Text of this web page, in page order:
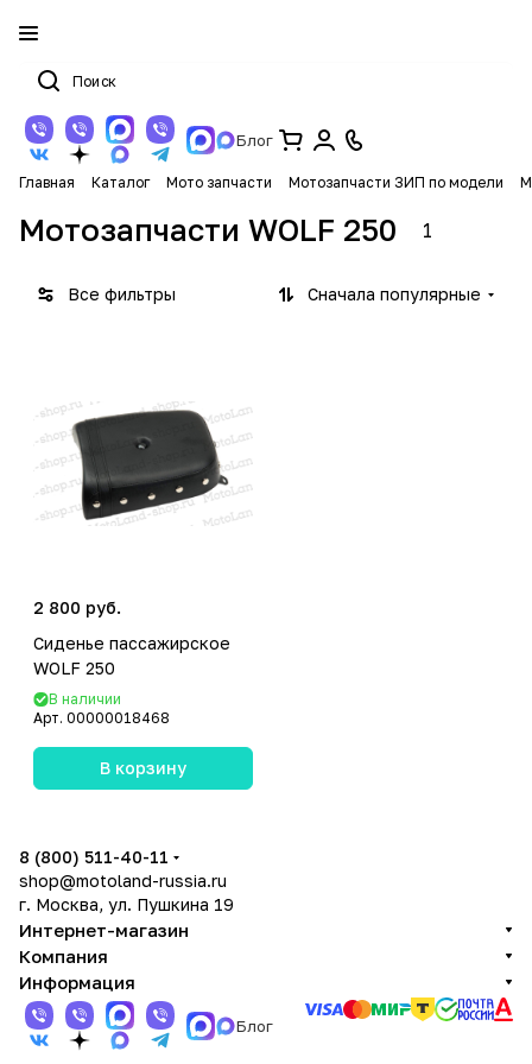
Блог
Главная Каталог Мото запчасти Мотозапчасти ЗИП по модели
Мотозапчасти WOLF 250 1
Все фильтры Сначала популярные
2 800 руб.
Сиденье пассажирское
WOLF 250
В наличии
Арт. 00000018468
В корзину
8 (800) 511-40-11
shop@motoland-russia.ru
г. Москва, ул. Пушкина 19
Интернет-магазин
Компания
Информация
Блог